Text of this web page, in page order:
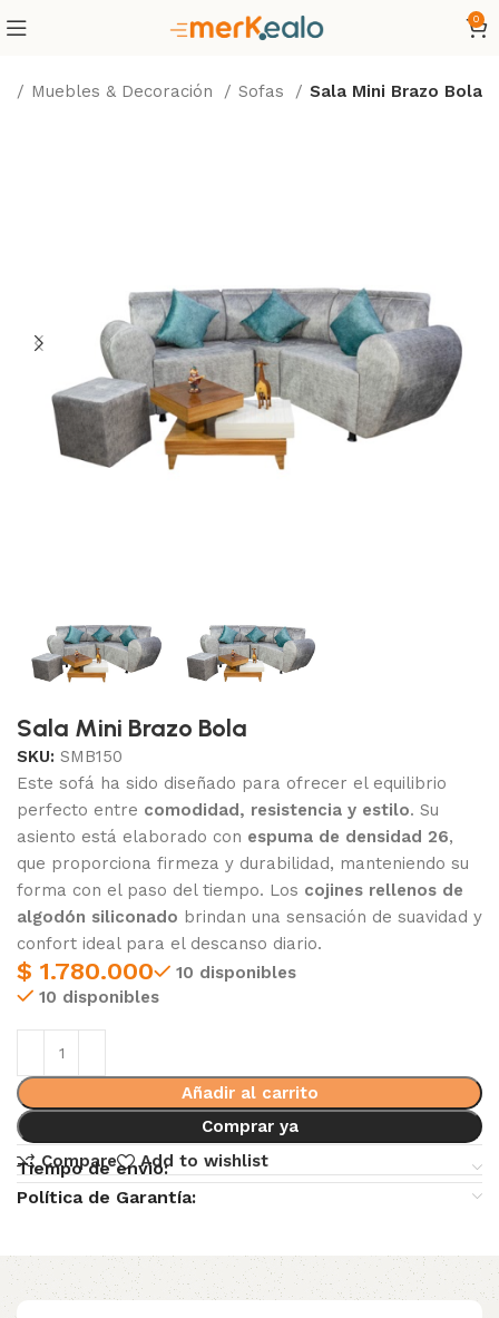
0
Muebles & Decoración Sofas Sala Mini Brazo Bola
Sala Mini Brazo Bola
SKU:SMB150
Este sofá ha sido diseñado para ofrecer el equilibrio
perfecto entre comodidad, resistencia y estilo. Su
asiento está elaborado con espuma de densidad 26,
que proporciona firmeza y durabilidad, manteniendo su
forma con el paso del tiempo. Los cojines rellenos de
algodón siliconado brindan una sensación de suavidad y
confort ideal para el descanso diario.
$ 1.780.000
10 disponibles
10 disponibles
Añadir al carrito
Comprar ya
Compare
Add to wishlist
Tiempo de envio:
Política de Garantía: